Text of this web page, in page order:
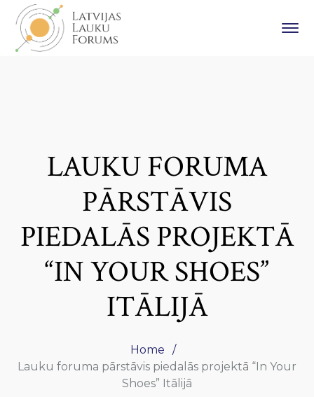
LAUKU FORUMA
PĀRSTĀVIS
PIEDALĀS PROJEKTĀ
“IN YOUR SHOES”
ITĀLIJĀ
Home
Lauku foruma pārstāvis piedalās projektā “In Your
Shoes” Itālijā